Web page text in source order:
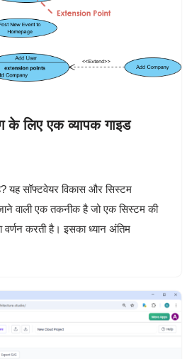
के लिए एक व्यापक गाइड
यह सॉफ्टवेयर विकास और सिस्टम
वाली एक तकनीक है जो एक सिस्टम की
करती है। इसका ध्यान अंतिम